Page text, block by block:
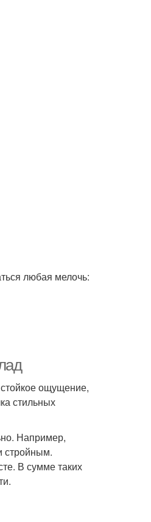
любая мелочь:
ощущение,
стильных
Например,
стройным.
В сумме таких